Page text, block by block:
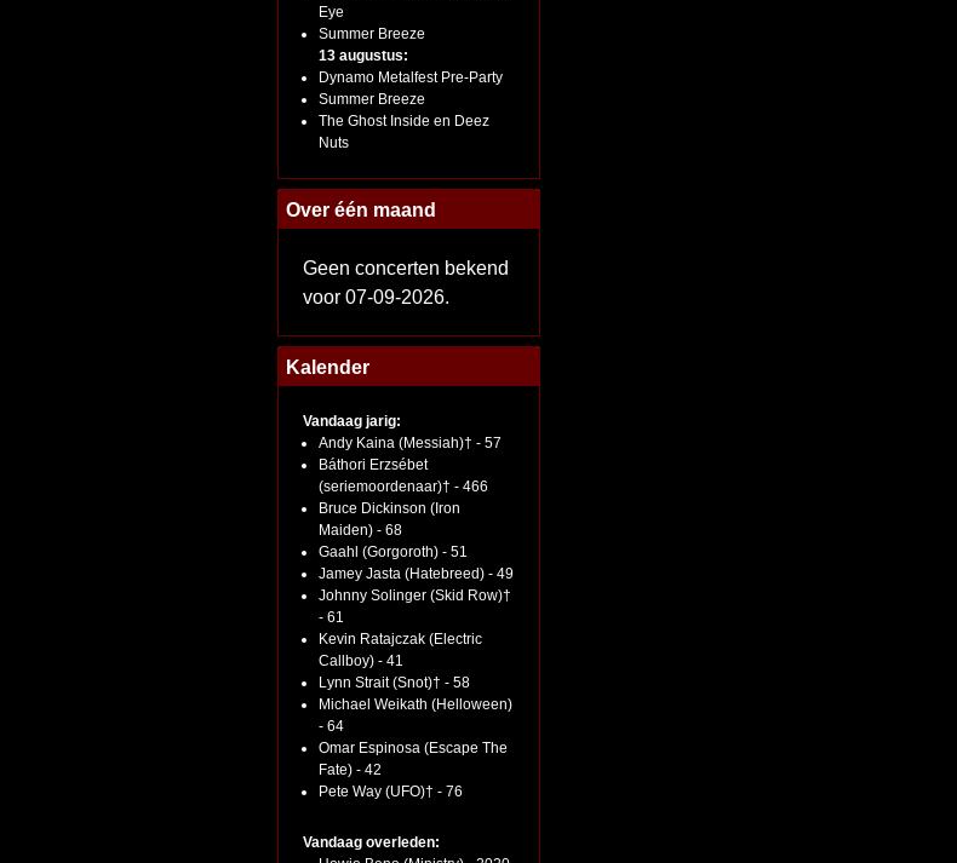
Eye
Summer Breeze
13 augustus:
Dynamo Metalfest Pre-Party
Summer Breeze
The Ghost Inside en Deez
Nuts
Over één maand
Geen concerten bekend
voor 07-09-2026.
Kalender
Vandaag jarig:
Andy Kaina (Messiah)† - 57
Báthori Erzsébet
(seriemoordenaar)† - 466
Bruce Dickinson (Iron
Maiden) - 68
Gaahl (Gorgoroth) - 51
Jamey Jasta (Hatebreed) - 49
Johnny Solinger (Skid Row)†
- 61
Kevin Ratajczak (Electric
Callboy) - 41
Lynn Strait (Snot)† - 58
Michael Weikath (Helloween)
- 64
Omar Espinosa (Escape The
Fate) - 42
Pete Way (UFO)† - 76
Vandaag overleden: